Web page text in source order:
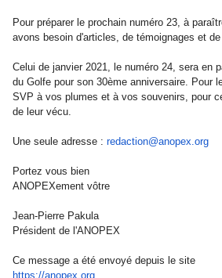
Pour préparer le prochain numéro 23, à
avons besoin d'articles, de témoignages et
Celui de janvier 2021, le numéro 24, sera en
du Golfe pour son 30ème anniversaire. Pour
SVP à vos plumes et à vos souvenirs, pour
de leur vécu.
Une seule adresse : redaction@anopex.org
Portez vous bien
ANOPEXement vôtre
Jean-Pierre Pakula
Président de l'ANOPEX
Ce message a été envoyé depuis le site
https://anopex.org